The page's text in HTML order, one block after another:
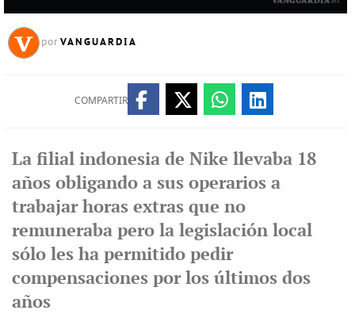
por VANGUARDIA
COMPARTIR
La filial indonesia de Nike llevaba 18
años obligando a sus operarios a
trabajar horas extras que no
remuneraba pero la legislación local
sólo les ha permitido pedir
compensaciones por los últimos dos
años